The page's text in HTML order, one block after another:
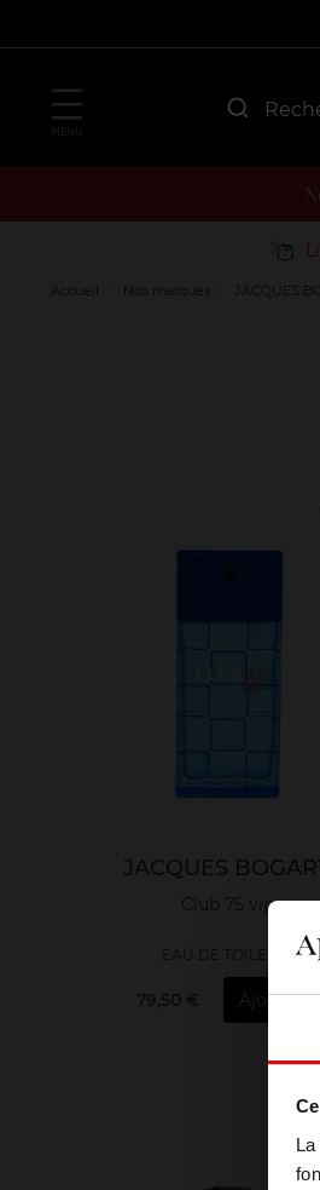
Accueil Nos marques JACQUES
JACQUES
Club 75 vip
EAU DE TOILETTE
79,50 € Ajouter